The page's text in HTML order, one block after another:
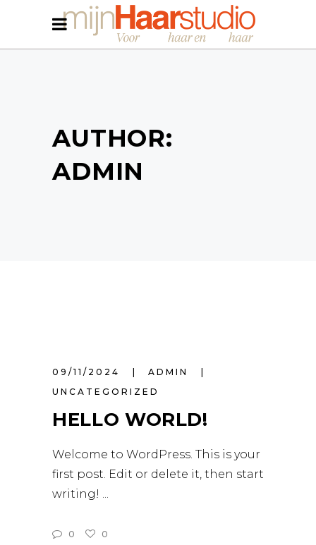
AUTHOR:
ADMIN
09/11/2024
ADMIN
UNCATEGORIZED
HELLO WORLD!
Welcome to WordPress. This is your
first post. Edit or delete it, then start
writing!
0 0